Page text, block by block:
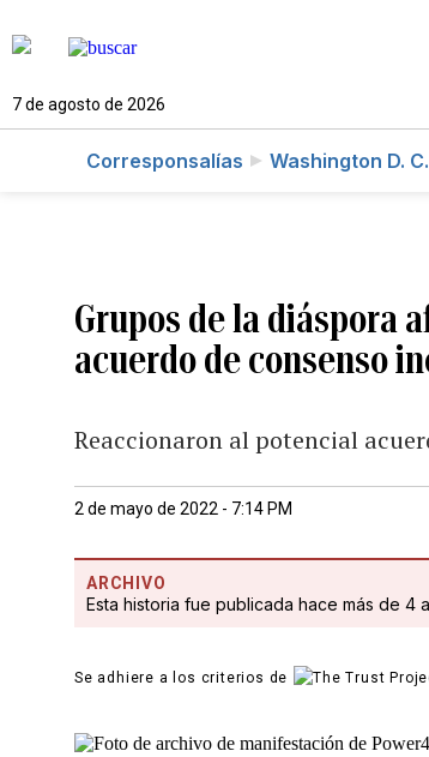
7 de agosto de 2026
Corresponsalías Washington D. C.
Grupos de la diáspora
acuerdo de consenso
Reaccionaron al potencial
2 de mayo de 2022 - 7:14 PM
ARCHIVO
Esta historia fue publicada hace más de 4
Se adhiere a los criterios de